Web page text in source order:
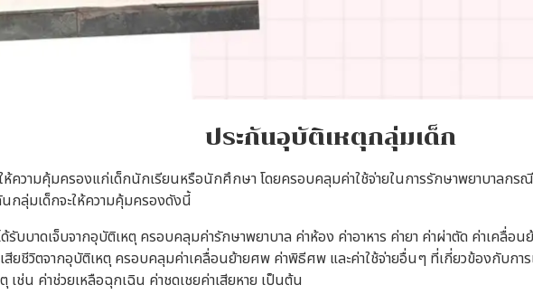
ประกันอุบัติเหตุกลุ่มเด็ก
มคุ้มครองแก่เด็กนักเรียนหรือนักศึกษา โดยครอบคลุมค่าใช้จ่ายในการรักษาพยาบาลกรณีไ
ระกันกลุ่มเด็กจะให้ความคุ้มครองดังนี้
รับบาดเจ็บจากอุบัติเหตุ ครอบคลุมค่ารักษาพยาบาล ค่าห้อง ค่าอาหาร ค่ายา ค่าผ่าตัด ค่าเคลื่
ยชีวิตจากอุบัติเหตุ ครอบคลุมค่าเคลื่อนย้ายศพ ค่าพิธีศพ และค่าใช้จ่ายอื่นๆ ที่เกี่ยวข้องกับการ
เช่น ค่าช่วยเหลือฉุกเฉิน ค่าชดเชยค่าเสียหาย เป็นต้น